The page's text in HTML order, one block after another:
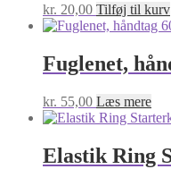
kr. 20,00 Tilføj til kurv
Fuglenet,
kr. 55,00 Læs mere
Elastik Ring